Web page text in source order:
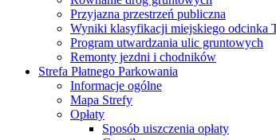
Przyjazna przestrzeń publiczna
Wyniki klasyfikacji miejskiego odcinka
Program utwardzania ulic gruntowych
Remonty jezdni i chodników
Strefa Płatnego Parkowania
Informacje ogólne
Mapa Strefy
Opłaty
Sposób uiszczenia opłaty